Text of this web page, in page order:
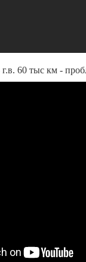
60 тыс км -